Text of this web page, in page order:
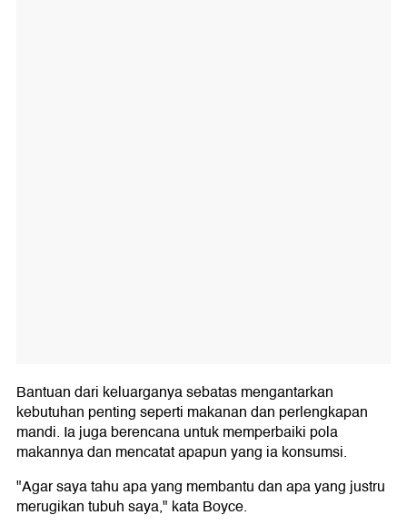
Bantuan dari keluarganya sebatas mengantarkan
kebutuhan penting seperti makanan dan perlengkapan
mandi. Ia juga berencana untuk memperbaiki pola
makannya dan mencatat apapun yang ia konsumsi.
"Agar saya tahu apa yang membantu dan apa yang justru
merugikan tubuh saya," kata Boyce.